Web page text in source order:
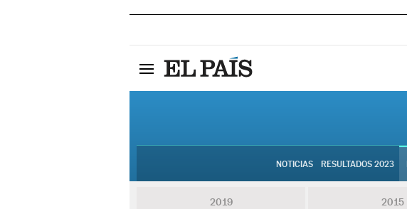
NOTICIAS RESULTADOS 2023
2019 2015